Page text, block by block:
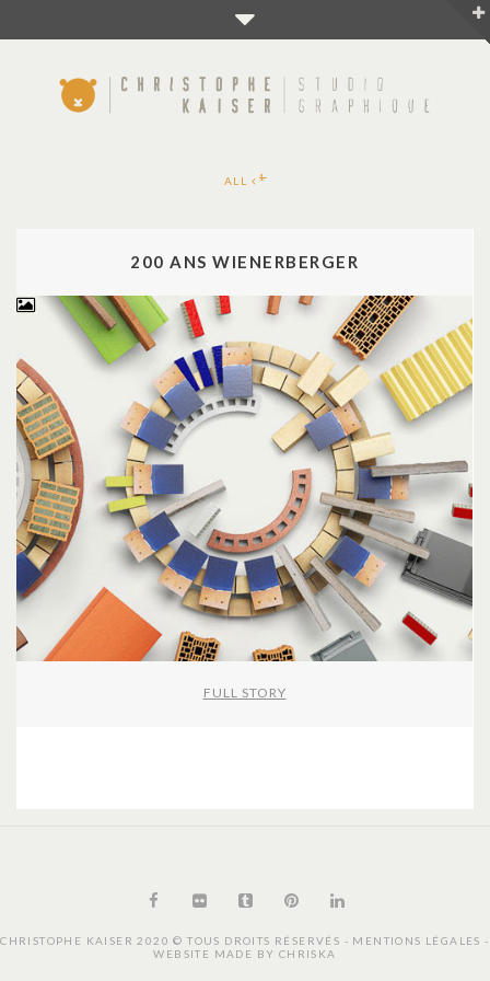
ALL 1
200 ANS WIENERBERGER
FULL STORY
CHRISTOPHE KAISER 2020 © TOUS DROITS RÉSERVÉS - MENTIONS LÉGALES-
WEBSITE MADE BY CHRISKA